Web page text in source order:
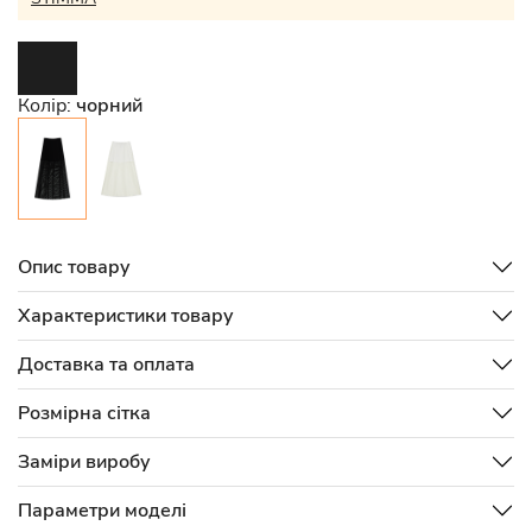
Колір: чорний
Опис товару
Характеристики товару
Доставка та оплата
Розмірна сітка
Заміри виробу
Параметри моделі